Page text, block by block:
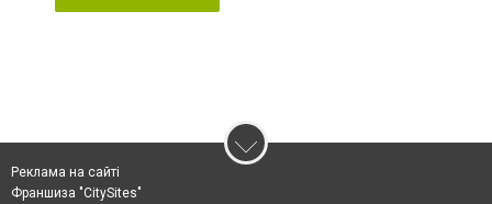
Реклама на сайті
Франшиза "CitySites"